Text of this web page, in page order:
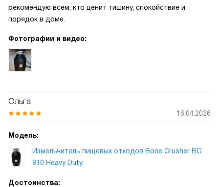
рекомендую всем, кто ценит тишину, спокойствие и
порядок в доме.
Фотографии и видео:
Ольга
16.04.2026
Модель:
Измельчитель пищевых отходов Bone Crusher BC
810 Heavy Duty
Достоинства: